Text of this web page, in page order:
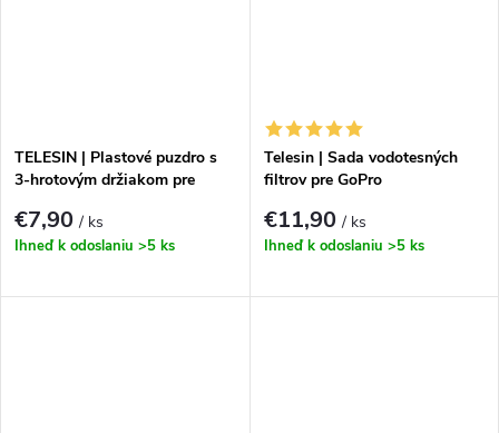
TELESIN | Plastové puzdro s
3-hrotovým držiakom pre
€7,90/ ks
Ihneď k odoslaniu >5 ks
Telesin | Sada vodotesných
filtrov pre GoPro
€11,90/ ks
Ihneď k odoslaniu >5 ks